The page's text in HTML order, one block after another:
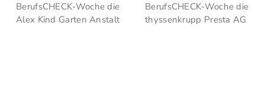
BerufsCHECK-Woche die
Alex Kind Garten Anstalt
BerufsCHECK-Woche die
thyssenkrupp Presta AG